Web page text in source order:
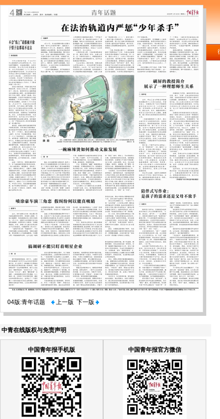
04版:青年话题 上一版 下一版
中青在线版权与免责声明
中国青年报手机版 中国青年报官方微信